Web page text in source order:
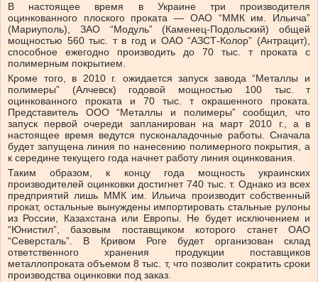
В настоящее время в Украине три производителя
оцинкованного плоского проката — ОАО “ММК им. Ильича”
(Мариуполь), ЗАО “Модуль” (Каменец-Подольский) общей
мощностью 560 тыс. т в год и ОАО “АЗСТ-Колор” (Антрацит),
способное ежегодно производить до 70 тыс. т проката с
полимерным покрытием.
Кроме того, в 2010 г. ожидается запуск завода “Металлы и
полимеры” (Алчевск) годовой мощностью 100 тыс. т
оцинкованного проката и 70 тыс. т окрашенного проката.
Представитель ООО “Металлы и полимеры” сообщил, что
запуск первой очереди запланирован на март 2010 г., а в
настоящее время ведутся пусконаладочные работы. Сначала
будет запущена линия по нанесению полимерного покрытия, а
к середине текущего года начнет работу линия оцинкования.
Таким образом, к концу года мощность украинских
производителей оцинковки достигнет 740 тыс. т. Однако из всех
предприятий лишь ММК им. Ильича производит собственный
прокат, остальные вынуждены импортировать стальные рулоны
из России, Казахстана или Европы. Не будет исключением и
“Юнистил”, базовым поставщиком которого станет ОАО
“Северсталь”. В Кривом Роге будет организован склад
ответственного хранения продукции поставщиков
металлопроката объемом 8 тыс. т, что позволит сократить сроки
производства оцинковки под заказ.